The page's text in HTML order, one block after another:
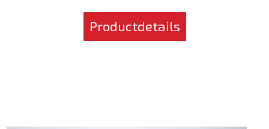
Productdetails